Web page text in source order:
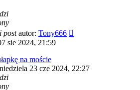
postautor: Tony666
sie 2024, 21:59
na moście
niedziela 23 cze 2024, 22:27